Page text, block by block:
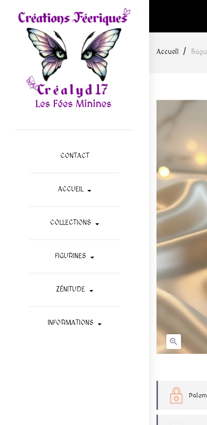
CONTACT
ACCUEIL
COLLECTIONS
FIGURINES
ZÉNITUDE
INFORMATIONS
Accueil
